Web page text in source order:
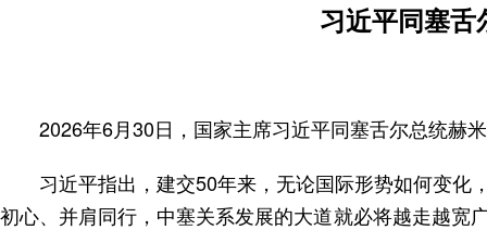
习近平同塞舌
2026年6月30日，国家主席习近平同塞舌尔总统赫
习近平指出，建交50年来，无论国际形势如何变
初心、并肩同行，中塞关系发展的大道就必将越走越宽